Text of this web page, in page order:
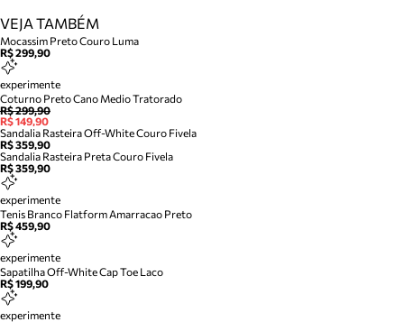
VEJA TAMBÉM
Mocassim Preto Couro Luma
R$ 299,90
experimente
Coturno Preto Cano Medio Tratorado
R$ 299,90
R$ 149,90
Sandalia Rasteira Off-White Couro Fivela
R$ 359,90
Sandalia Rasteira Preta Couro Fivela
R$ 359,90
experimente
Tenis Branco Flatform Amarracao Preto
R$ 459,90
experimente
Sapatilha Off-White Cap Toe Laco
R$ 199,90
experimente